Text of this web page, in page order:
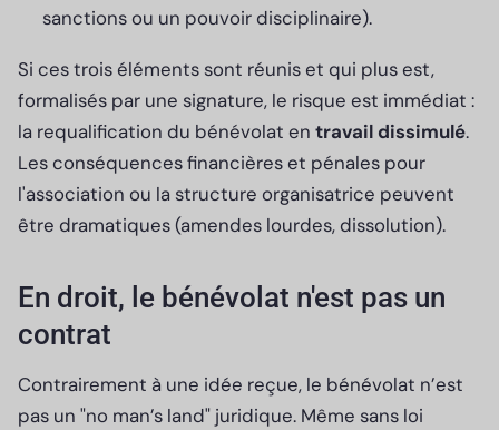
sanctions ou un pouvoir disciplinaire).
Si ces trois éléments sont réunis et qui plus est,
formalisés par une signature, le risque est immédiat :
la requalification du bénévolat en travail dissimulé.
Les conséquences financières et pénales pour
l'association ou la structure organisatrice peuvent
être dramatiques (amendes lourdes, dissolution).
En droit, le bénévolat n'est pas un
contrat
Contrairement à une idée reçue, le bénévolat n’est
pas un "no man’s land" juridique. Même sans loi